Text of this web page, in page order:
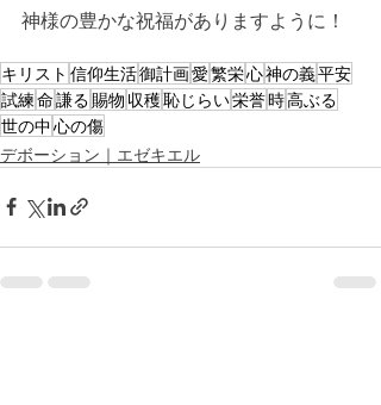
神様の豊かな祝福がありますように！
キリスト 信仰生活御計画愛繁栄心神の義平安
試練命謙る賜物 収穫恥じらい栄誉時高ぶる
世の中心の傷
デボーション｜エゼキエル